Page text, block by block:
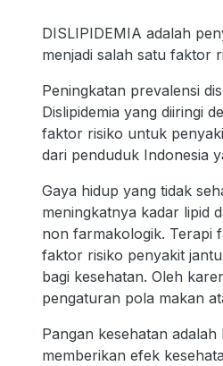
DISLIPIDEMIA adalah
menjadi salah satu faktor
Peningkatan prevalensi
Dislipidemia yang diiringi
faktor risiko untuk
dari penduduk Indonesia
Gaya hidup yang tidak
meningkatnya kadar lipid
non farmakologik. Terapi
faktor risiko penyakit
bagi kesehatan. Oleh
pengaturan pola makan
Pangan kesehatan
memberikan efek